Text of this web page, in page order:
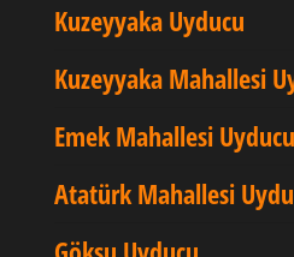
Kuzeyyaka Uyducu
Kuzeyyaka Mahallesi
Emek Mahallesi Uyducu
Atatürk Mahallesi